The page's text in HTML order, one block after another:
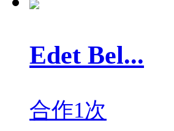
Edet Bel...
合作1次